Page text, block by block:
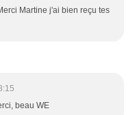
Martine j'ai bien reçu tes
beau WE